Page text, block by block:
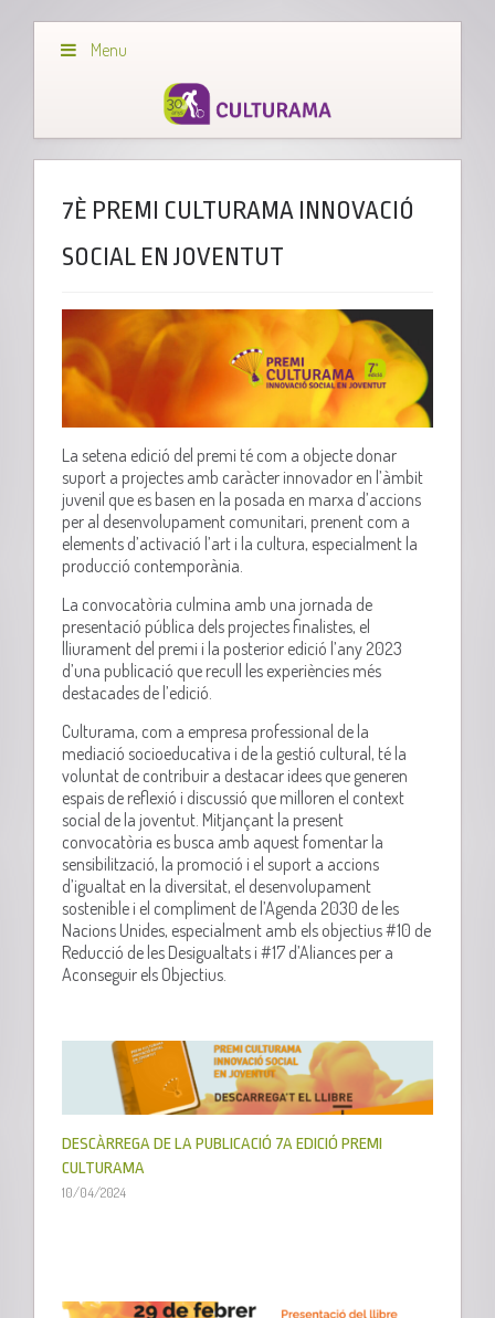
Menu
7È PREMI CULTURAMA INNOVACIÓ
SOCIAL EN JOVENTUT
La setena edició del premi té com a objecte donar
suport a projectes amb caràcter innovador en l’àmbit
juvenil que es basen en la posada en marxa d’accions
per al desenvolupament comunitari, prenent com a
elements d’activació l’art i la cultura, especialment la
producció contemporània.
La convocatòria culmina amb una jornada de
presentació pública dels projectes finalistes, el
lliurament del premi i la posterior edició l’any 2023
d’una publicació que recull les experiències més
destacades de l’edició.
Culturama, com a empresa professional de la
mediació socioeducativa i de la gestió cultural, té la
voluntat de contribuir a destacar idees que generen
espais de reflexió i discussió que milloren el context
social de la joventut. Mitjançant la present
convocatòria es busca amb aquest fomentar la
sensibilització, la promoció i el suport a accions
d’igualtat en la diversitat, el desenvolupament
sostenible i el compliment de l’Agenda 2030 de les
Nacions Unides, especialment amb els objectius #10 de
Reducció de les Desigualtats i #17 d’Aliances per a
Aconseguir els Objectius.
DESCÀRREGA DE LA PUBLICACIÓ 7A EDICIÓ PREMI
CULTURAMA
10/04/2024